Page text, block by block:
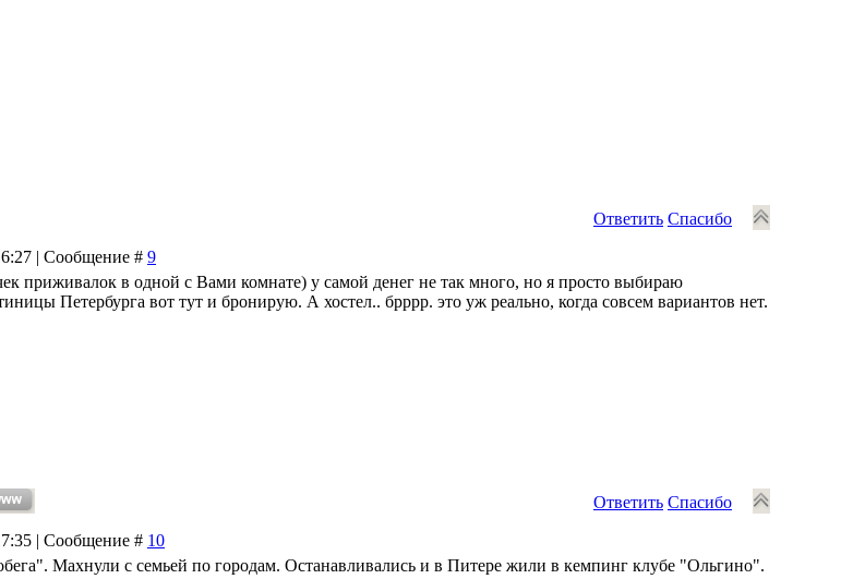
Ответить Спасибо
| Сообщение # 9
приживалок в одной с Вами комнате) у самой денег не так много, но я просто выбираю
Петербурга вот тут и бронирую. А хостел.. брррр. это уж реально, когда совсем вариантов нет.
Ответить Спасибо
| Сообщение # 10
Махнули с семьей по городам. Останавливались и в Питере жили в кемпинг клубе "Ольгино".